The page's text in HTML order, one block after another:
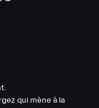
qui mène à la